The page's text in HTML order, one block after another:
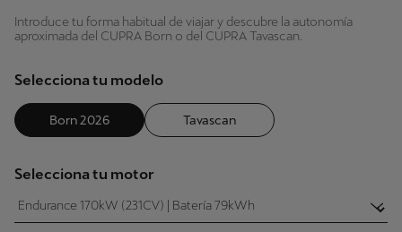
Introduce tu forma habitual de viajar y descubre la autonomía
aproximada del CUPRA Born o del CUPRA Tavascan.
Selecciona tu modelo
Born 2026 Tavascan
Selecciona tu motor